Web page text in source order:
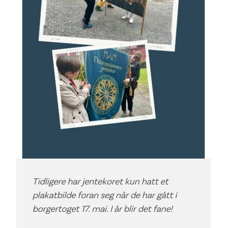
Tidligere har jentekoret kun hatt et
plakatbilde foran seg når de har gått i
borgertoget 17. mai. I år blir det fane!